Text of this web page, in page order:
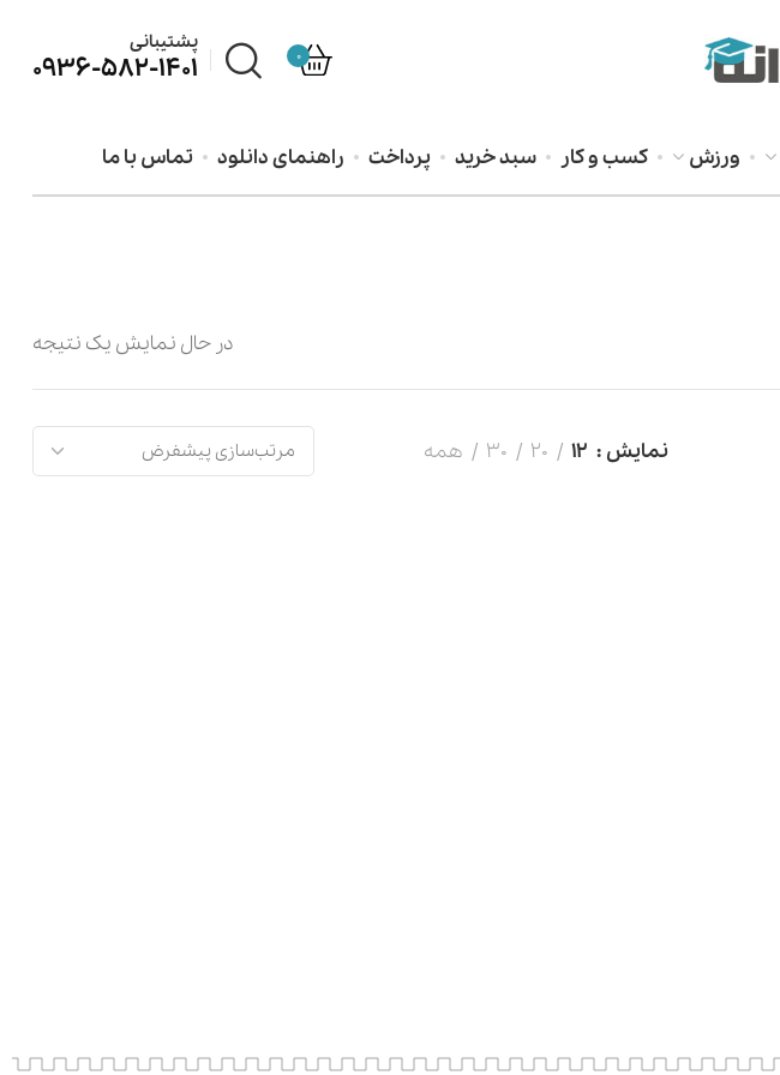
0
پشتیبانی
0936-582-1401
ورزش کسب و کار سبد خرید پرداخت راهنمای دانلود تماس با ما
در حال نمایش یک نتیجه
نمایش 12
20
30 همه